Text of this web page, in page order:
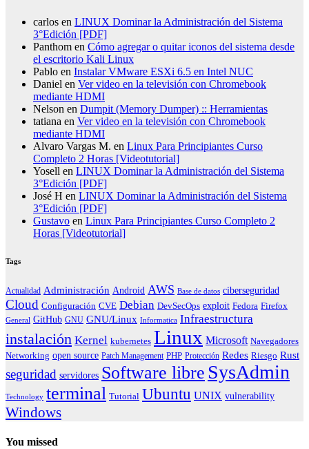
carlos en LINUX Dominar la Administración del Sistema
3°Edición [PDF]
Panthom en Cómo agregar o quitar iconos del sistema desde
el escritorio Kali Linux
Pablo en Instalar VMware ESXi 6.5 en Intel NUC
Daniel en Ver video en la televisión con Chromebook
mediante HDMI
Nelson en Dumpit (Memory Dumper) :: Herramientas
tatiana en Ver video en la televisión con Chromebook
mediante HDMI
Alvaro Vargas M. en Linux Para Principiantes Curso
Completo 2 Horas [Videotutorial]
Yosell en LINUX Dominar la Administración del Sistema
3°Edición [PDF]
José H en LINUX Dominar la Administración del Sistema
3°Edición [PDF]
Gustavo en Linux Para Principiantes Curso Completo 2
Horas [Videotutorial]
Tags
Actualidad Administración Android AWS Base de datos ciberseguridad
Cloud Configuración CVE Debian DevSecOps exploit Fedora Firefox
General GitHub GNU GNU/Linux Informatica Infraestructura
instalación Kernel kubernetes Linux Microsoft Navegadores
Networking open source Patch Management PHP Protección Redes Riesgo Rust
seguridad servidores Software libre SysAdmin
Technology terminal Tutorial Ubuntu UNIX vulnerability
Windows
You missed